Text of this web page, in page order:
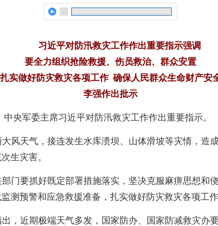
习近平对防汛救灾工作作出重要指示强调
要全力组织抢险救援、伤员救治、群众安置
扎实做好防灾救灾各项工作 确保人民群众生命财产安
李强作出批示
央军委主席习近平对防汛救灾工作作出重要指示。
风天气，接连发生水库溃坝、山体滑坡等灾情，造
生灾害。
门要抓好既定部署措施落实，坚决克服麻痹思想和
测预警和应急救援准备，扎实做好防灾救灾各项工
，近期极端天气多发，国家防办、国家防减救灾办